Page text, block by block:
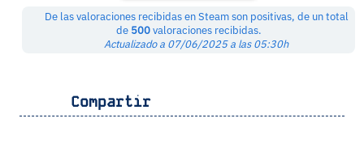
De las valoraciones recibidas en Steam son positivas, de un total
de 500valoraciones recibidas.
Actualizado a 07/06/2025 a las 05:30h
Compartir